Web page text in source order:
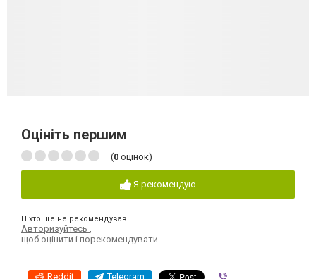
Оцініть першим
(0 оцінок)
Я рекомендую
Ніхто ще не рекомендував
Авторизуйтесь ,
щоб оцінити і порекомендувати
Reddit Telegram